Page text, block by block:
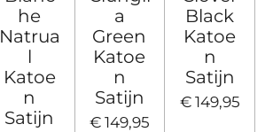
he
Natrua
l
Katoe
n
Satijn
a
Green
Katoe
n
Satijn
€ 149,95
Black
Katoe
n
Satijn
€ 149,95